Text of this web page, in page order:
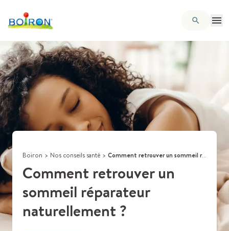
Boiron > Nos conseils santé > Comment retrouver un sommeil réparateur naturellement ?
Comment retrouver un
sommeil réparateur
naturellement ?